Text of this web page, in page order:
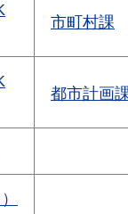
市町村課
都市計画